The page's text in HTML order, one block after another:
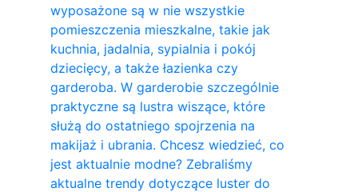
wyposażone są w nie wszystkie
pomieszczenia mieszkalne, takie jak
kuchnia, jadalnia, sypialnia i pokój
dziecięcy, a także łazienka czy
garderoba. W garderobie szczególnie
praktyczne są lustra wiszące, które
służą do ostatniego spojrzenia na
makijaż i ubrania. Chcesz wiedzieć, co
jest aktualnie modne? Zebraliśmy
aktualne trendy dotyczące luster do